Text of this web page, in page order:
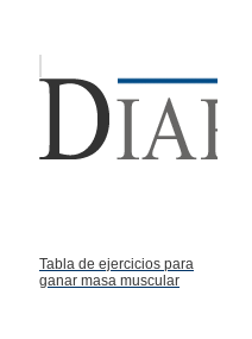
Tabla de ejercicios para
ganar masa muscular